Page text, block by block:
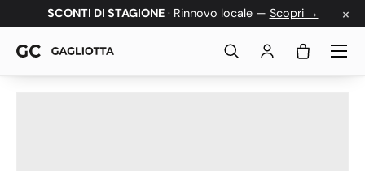
Passa ai contenuti
SCONTI DI STAGIONE· Rinnovo locale — Scopri → ×
CercaAccediBorsa
Menu